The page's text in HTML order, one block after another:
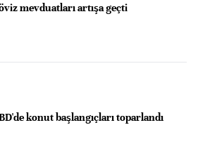
mevduatları artışa geçti
konut başlangıçları toparlandı